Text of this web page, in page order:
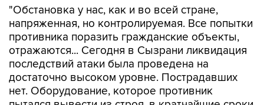
"Обстановка у нас, как и во всей стране,
напряженная, но контролируемая. Все попытки
противника поразить гражданские объекты,
отражаются... Сегодня в Сызрани ликвидация
последствий атаки была проведена на
достаточно высоком уровне. Пострадавших
нет. Оборудование, которое противник